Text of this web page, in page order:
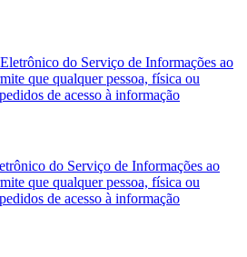
do Serviço de Informações ao
que qualquer pessoa, física ou
de acesso à informação
do Serviço de Informações ao
que qualquer pessoa, física ou
de acesso à informação